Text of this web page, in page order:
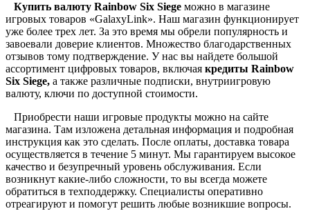
Купить валюту Rainbow Six Siege можно в магазине
игровых товаров «GalaxyLink». Наш магазин функционирует
уже более трех лет. За это время мы обрели популярность и
завоевали доверие клиентов. Множество благодарственных
отзывов тому подтверждение. У нас вы найдете большой
ассортимент цифровых товаров, включая кредиты Rainbow
Six Siege, а также различные подписки, внутриигровую
валюту, ключи по доступной стоимости.
Приобрести наши игровые продукты можно на сайте
магазина. Там изложена детальная информация и подробная
инструкция как это сделать. После оплаты, доставка товара
осуществляется в течение 5 минут. Мы гарантируем высокое
качество и безупречный уровень обслуживания. Если
возникнут какие-либо сложности, то вы всегда можете
обратиться в техподдержку. Специалисты оперативно
отреагируют и помогут решить любые возникшие вопросы.